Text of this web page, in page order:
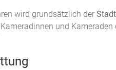
wird grundsätzlich der
und